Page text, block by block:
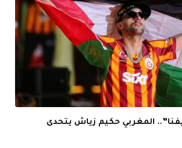
المغربي حكيم زياش يتحدى